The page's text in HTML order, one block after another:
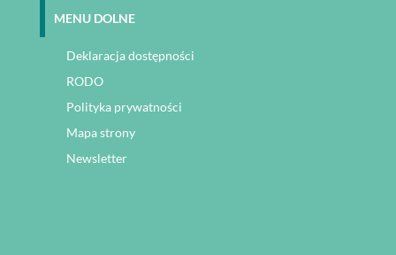
MENU DOLNE
Deklaracja dostępności
RODO
Polityka prywatności
Mapa strony
Newsletter